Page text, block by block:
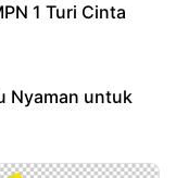
1 Turi Cinta
Nyaman untuk